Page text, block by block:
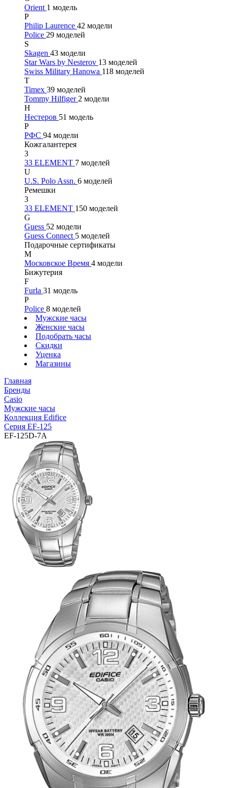
Orient 1 модель
P
Philip Laurence 42 модели
Police 29 моделей
S
Skagen 43 модели
Star Wars by Nesterov 13 моделей
Swiss Military Hanowa 118 моделей
T
Timex 39 моделей
Tommy Hilfiger 2 модели
Н
Нестеров 51 модель
Р
РФС 94 модели
Кожгалантерея
3
33 ELEMENT 7 моделей
U
U.S. Polo Assn. 6 моделей
Ремешки
3
33 ELEMENT 150 моделей
G
Guess 52 модели
Guess Connect 5 моделей
Подарочные сертификаты
М
Московское Время 4 модели
Бижутерия
F
Furla 31 модель
P
Police 8 моделей
Мужские часы
Женские часы
Подобрать часы
Скидки
Уценка
Магазины
Главная
Бренды
Casio
Мужские часы
Коллекция Edifice
Серия EF-125
EF-125D-7A